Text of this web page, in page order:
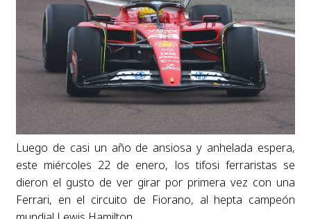
Luego de casi un año de ansiosa y anhelada espera,
este miércoles 22 de enero, los tifosi ferraristas se
dieron el gusto de ver girar por primera vez con una
Ferrari, en el circuito de Fiorano, al hepta campeón